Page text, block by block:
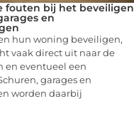
fouten bij het beveiligen
en
hun woning beveiligen,
vaak direct uit naar de
en eventueel een
garages en
worden daarbij